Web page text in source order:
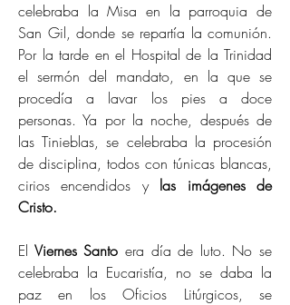
celebraba la Misa en la parroquia de
San Gil, donde se repartía la comunión.
Por la tarde en el Hospital de la Trinidad
el sermón del mandato, en la que se
procedía a lavar los pies a doce
personas. Ya por la noche, después de
las Tinieblas, se celebraba la procesión
de disciplina, todos con túnicas blancas,
cirios encendidos y las imágenes de
Cristo.
El Viernes Santo era día de luto. No se
celebraba la Eucaristía, no se daba la
paz en los Oficios Litúrgicos, se